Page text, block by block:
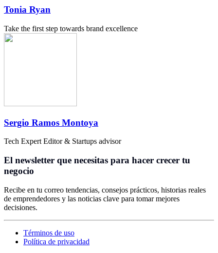
Tonia Ryan
Take the first step towards brand excellence
Sergio Ramos Montoya
Tech Expert Editor & Startups advisor
El newsletter que necesitas para hacer crecer tu
negocio
Recibe en tu correo tendencias, consejos prácticos, historias reales
de emprendedores y las noticias clave para tomar mejores
decisiones.
Términos de uso
Política de privacidad